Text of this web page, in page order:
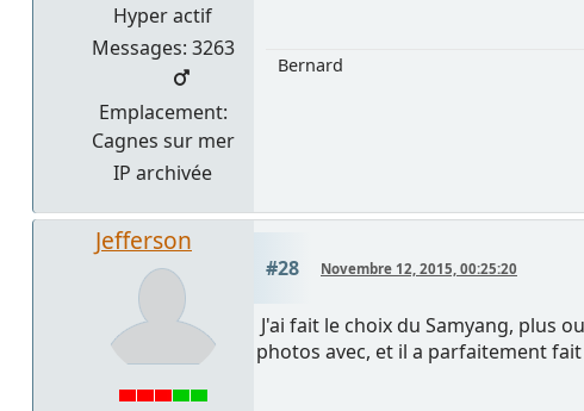
Hyper actif
Messages: 3263
Emplacement:
Cagnes sur mer
IP archivée
Bernard
Jefferson
#28 Novembre 12, 2015, 00:25:20
J'ai fait le choix du Samyang, plus
photos avec, et il a parfaitement